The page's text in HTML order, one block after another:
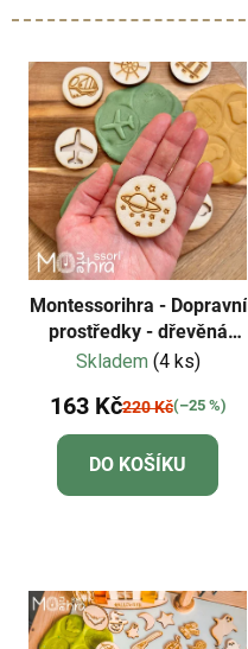
Montessorihra - Dopravní
prostředky - dřevěná
razítka
Skladem (4 ks)
163 Kč220 Kč(–25 %)
DO KOŠÍKU